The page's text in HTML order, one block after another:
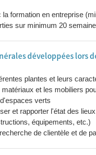
métier :
aménagement
phytotechnie
Travaux pratiques
la formation en entreprise
sur minimum 20
développées lors
plantes et leurs
et les mobiliers
verts
et rapporter l'état des
équipements, etc.)
de clientèle et de